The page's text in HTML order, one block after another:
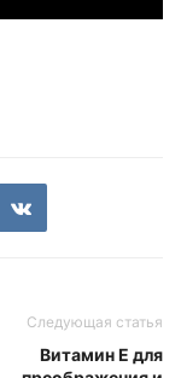
Следующая статья
Витамин E для